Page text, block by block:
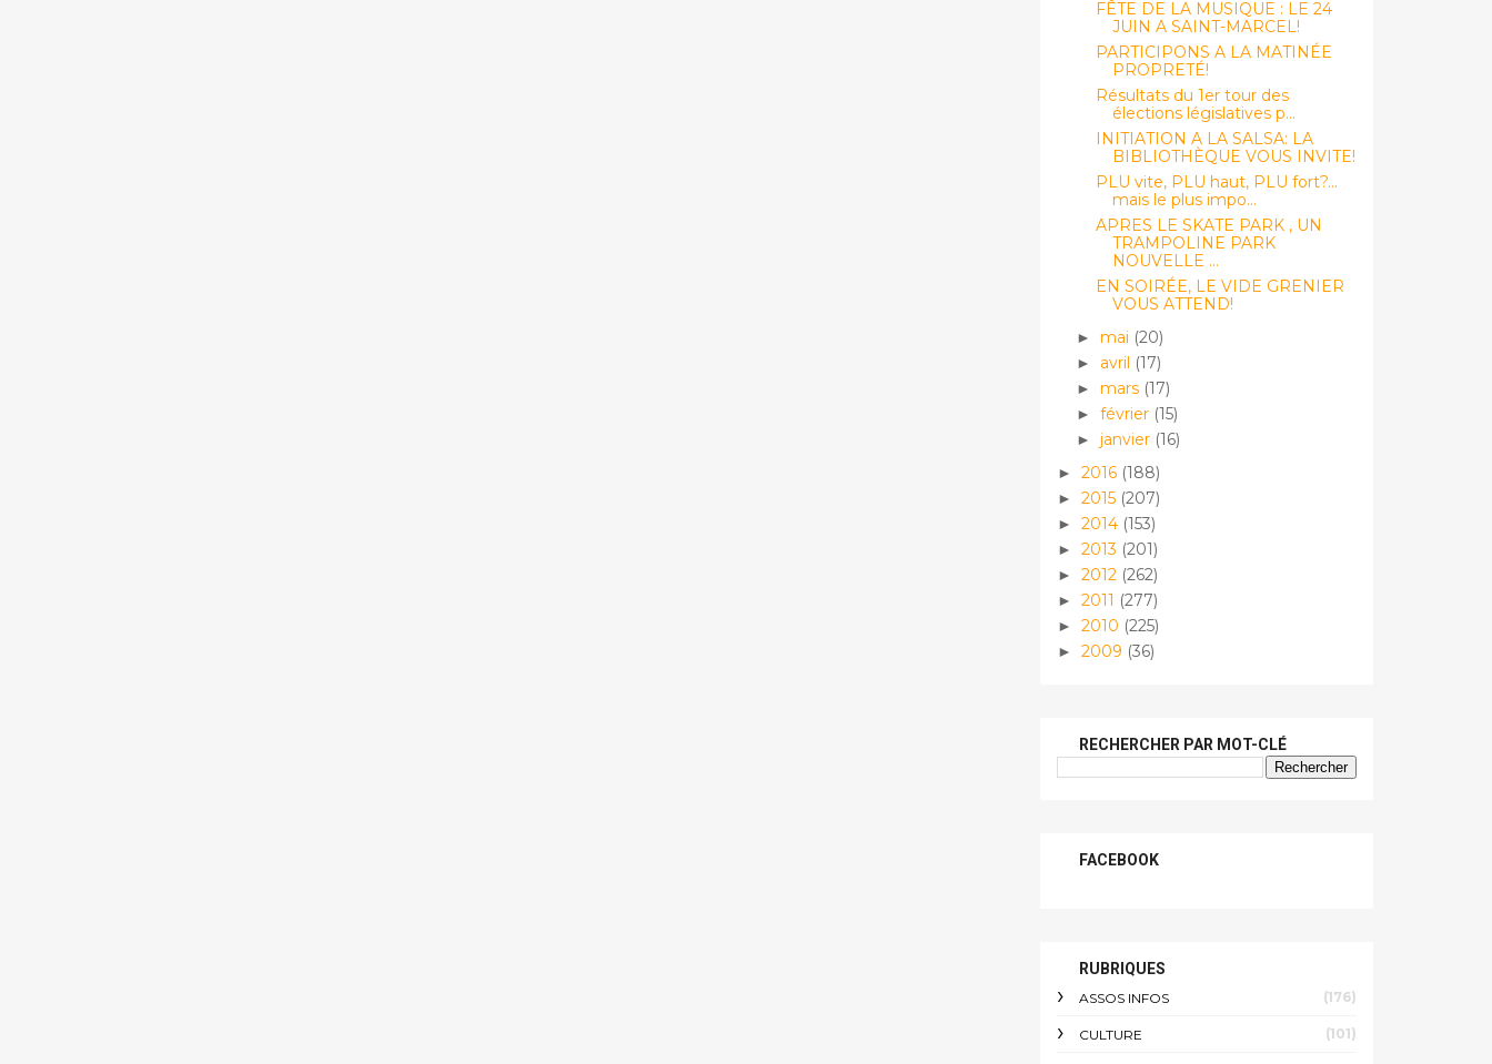
FÊTE DE LA MUSIQUE : LE 24
JUIN A SAINT-MARCEL!
PARTICIPONS A LA MATINÉE
PROPRETÉ!
Résultats du 1er tour des
élections législatives p...
INITIATION A LA SALSA: LA
BIBLIOTHÈQUE VOUS INVITE!
PLU vite, PLU haut, PLU fort?...
mais le plus impo...
APRES LE SKATE PARK , UN
TRAMPOLINE PARK
NOUVELLE ...
EN SOIRÉE, LE VIDE GRENIER
VOUS ATTEND!
► mai (20)
► avril (17)
► mars (17)
► février (15)
► janvier (16)
► 2016 (188)
► 2015 (207)
► 2014 (153)
► 2013 (201)
► 2012 (262)
► 2011 (277)
► 2010 (225)
► 2009 (36)
RECHERCHER PAR MOT-CLÉ
FACEBOOK
RUBRIQUES
ASSOS INFOS (176)
CULTURE (101)